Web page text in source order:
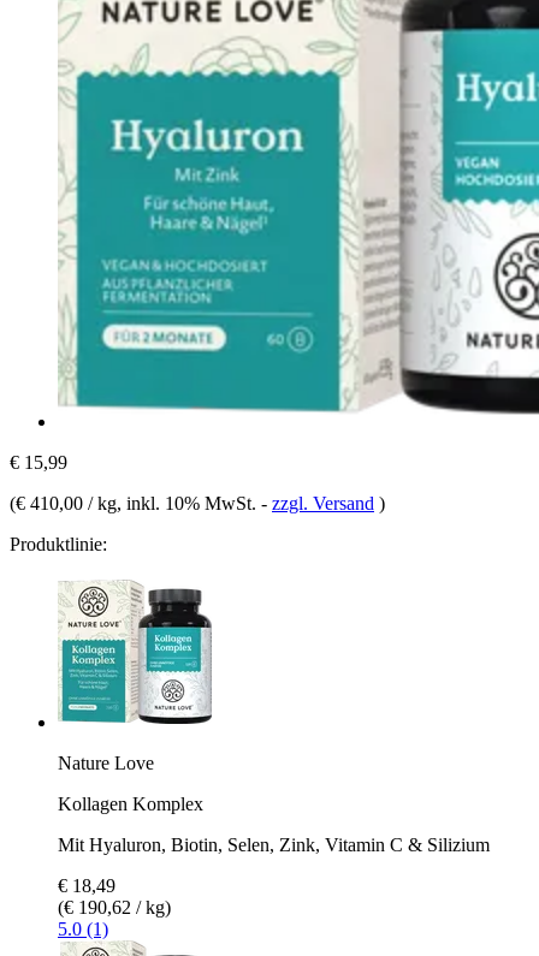
€ 15,99
(€ 410,00 / kg, inkl. 10% MwSt. - zzgl. Versand )
Produktlinie:
Nature Love
Kollagen Komplex
Mit Hyaluron, Biotin, Selen, Zink, Vitamin C & Silizium
€ 18,49
(€ 190,62 / kg)
5.0 (1)